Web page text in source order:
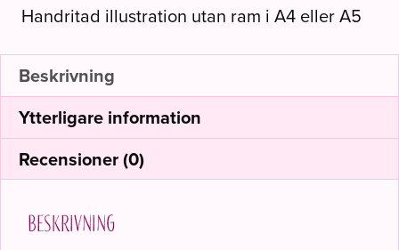
Handritad illustration utan ram i A4 eller A5
Beskrivning
Ytterligare information
Recensioner (0)
Beskrivning